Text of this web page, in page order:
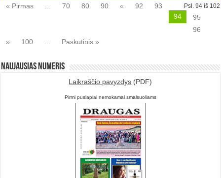
Psl. 94 iš 102
« Pirmas 70 80 90 « 92
93
94
95
96
»
100 Paskutinis »
Naujausias numeris
Laikraščio pavyzdys (PDF)
Pirmi puslapiai nemokamai smalsuoliams